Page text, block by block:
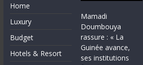
Home
Luxury
Budget
Hotels & Resort
Mamadi
Doumbouya
rassure : « La
Guinée avance,
ses institutions